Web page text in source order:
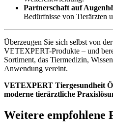
Partnerschaft auf
Bedürfnisse von Tierärzten
Überzeugen Sie sich selbst von
VETEXPERT-Produkte – und
Sortiment, das Tiermedizin,
Anwendung vereint.
VETEXPERT Tiergesundheit
moderne tierärztliche
Weitere empfohlene